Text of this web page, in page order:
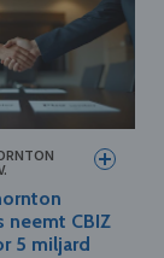
neemt CBIZ
5 miljard